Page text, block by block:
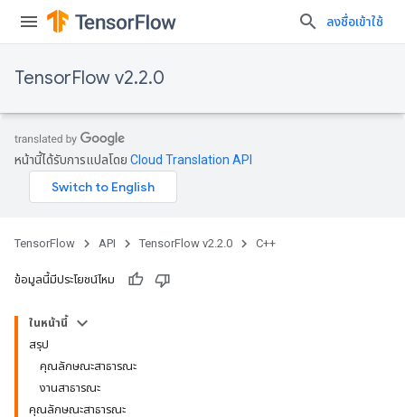
ลงชื่อเข้าใช้
TensorFlow v2.2.0
หน้านี้ได้รับการแปลโดย Cloud Translation API
TensorFlow API TensorFlow v2.2.0 C++
ข้อมูลนี้มีประโยชน์ไหม
ในหน้านี้
สรุป
คุณลักษณะสาธารณะ
งานสาธารณะ
คุณลักษณะสาธารณะ